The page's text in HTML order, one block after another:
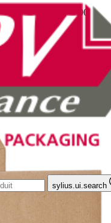
sylius.ui.search
C5 162x229 90